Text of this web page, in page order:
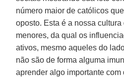
número maior de católicos
oposto. Esta é a nossa
menores, da qual os
ativos, mesmo aqueles do
não são de forma alguma
aprender algo importante